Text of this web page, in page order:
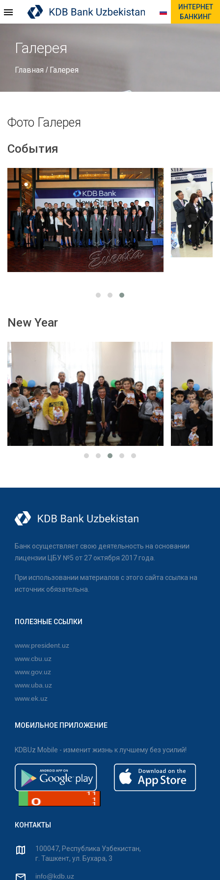
ИНТЕРНЕТ
БАНКИНГ
Галерея
Главная / Галерея
Фото Галерея
События
New Year
Банк осуществляет свою деятельность на основании
лицензии ЦБУ №5 от 27 октября 2017 года.
При использовании материалов с этого сайта ссылка на
источник обязательна.
ПОЛЕЗНЫЕ ССЫЛКИ
www.president.uz
www.cbu.uz
www.gov.uz
www.uba.uz
www.ek.uz
МОБИЛЬНОЕ ПРИЛОЖЕНИЕ
KDBUz Mobile - изменит жизнь к лучшему без усилий!
КОНТАКТЫ
100047, Республика Узбекистан,
г. Ташкент, ул. Бухара, 3
info@kdb.uz